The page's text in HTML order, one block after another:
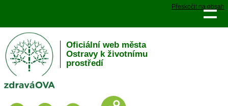
Přeskočit na obsah
Oficiální web města
Ostravy k životnímu
prostředí